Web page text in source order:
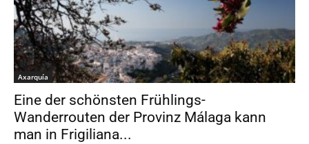
Axarquía
Eine der schönsten Frühlings-
Wanderrouten der Provinz Málaga kann
man in Frigiliana...